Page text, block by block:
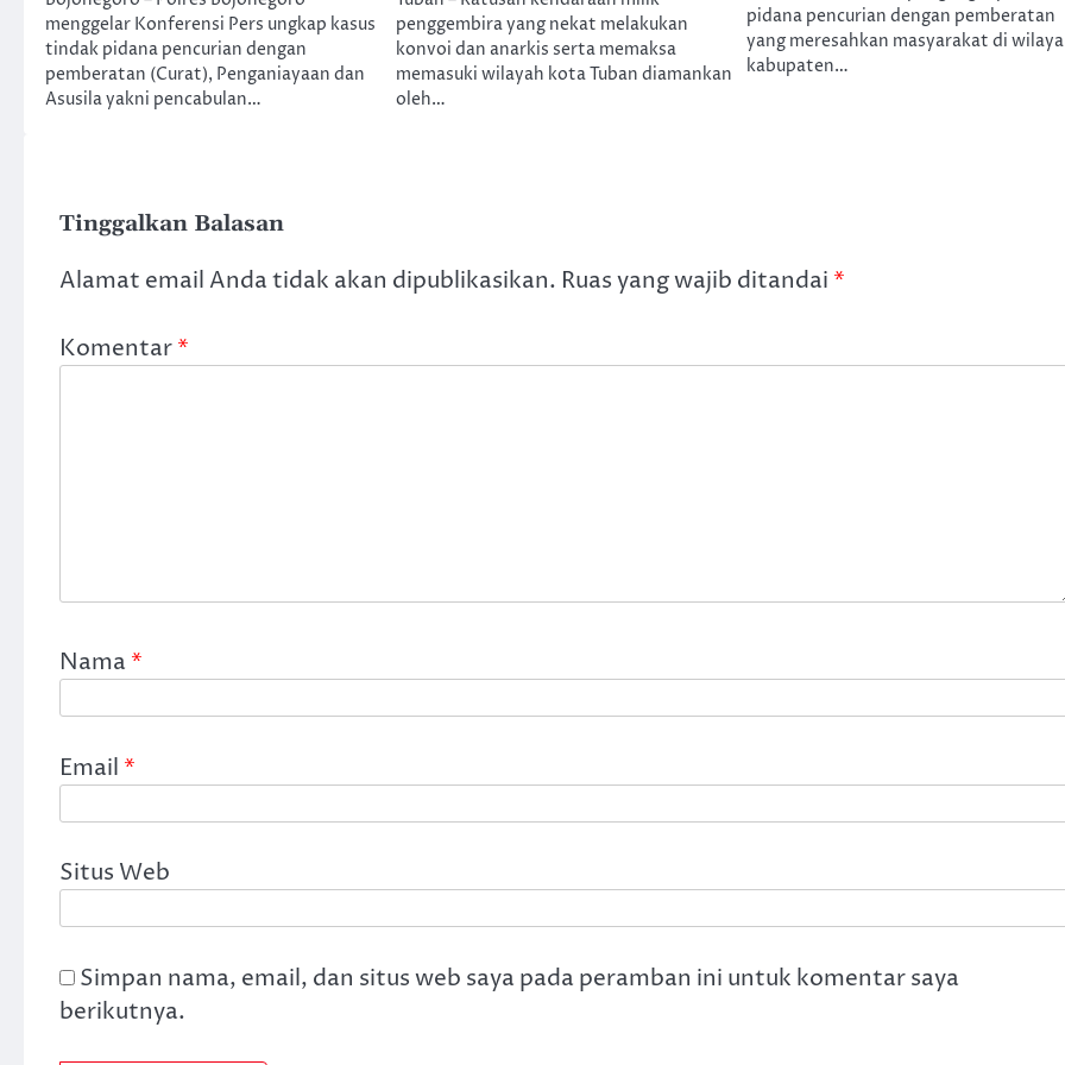
menggelar Konferensi Pers ungkap kasus
tindak pidana pencurian dengan
pemberatan (Curat), Penganiayaan dan
Asusila yakni pencabulan…
penggembira yang nekat melakukan
konvoi dan anarkis serta memaksa
memasuki wilayah kota Tuban diamankan
oleh…
pidana pencurian dengan pemberatan
yang meresahkan masyarakat di
kabupaten…
Tinggalkan Balasan
Alamat email Anda tidak akan dipublikasikan. Ruas yang wajib ditandai *
Komentar*
Nama *
Email *
Situs Web
Simpan nama, email, dan situs web saya pada peramban ini untuk komentar saya
berikutnya.